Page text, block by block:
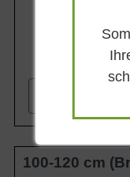
100-120 cm